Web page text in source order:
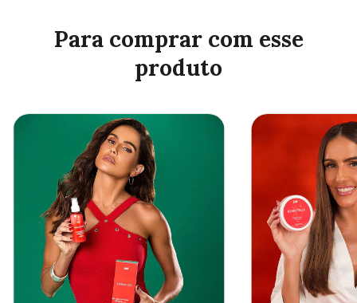
Para comprar com esse
produto